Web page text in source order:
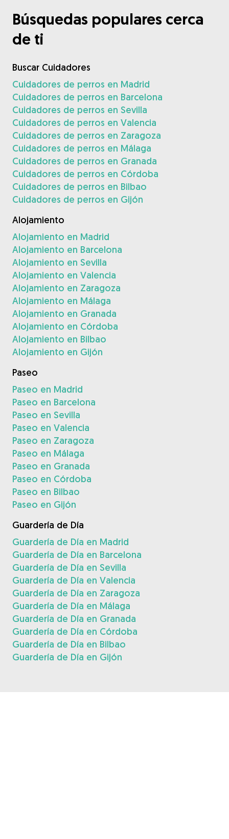
Búsquedas populares cerca
de ti
Buscar Cuidadores
Cuidadores de perros en Madrid
Cuidadores de perros en Barcelona
Cuidadores de perros en Sevilla
Cuidadores de perros en Valencia
Cuidadores de perros en Zaragoza
Cuidadores de perros en Málaga
Cuidadores de perros en Granada
Cuidadores de perros en Córdoba
Cuidadores de perros en Bilbao
Cuidadores de perros en Gijón
Alojamiento
Alojamiento en Madrid
Alojamiento en Barcelona
Alojamiento en Sevilla
Alojamiento en Valencia
Alojamiento en Zaragoza
Alojamiento en Málaga
Alojamiento en Granada
Alojamiento en Córdoba
Alojamiento en Bilbao
Alojamiento en Gijón
Paseo
Paseo en Madrid
Paseo en Barcelona
Paseo en Sevilla
Paseo en Valencia
Paseo en Zaragoza
Paseo en Málaga
Paseo en Granada
Paseo en Córdoba
Paseo en Bilbao
Paseo en Gijón
Guardería de Día
Guardería de Día en Madrid
Guardería de Día en Barcelona
Guardería de Día en Sevilla
Guardería de Día en Valencia
Guardería de Día en Zaragoza
Guardería de Día en Málaga
Guardería de Día en Granada
Guardería de Día en Córdoba
Guardería de Día en Bilbao
Guardería de Día en Gijón